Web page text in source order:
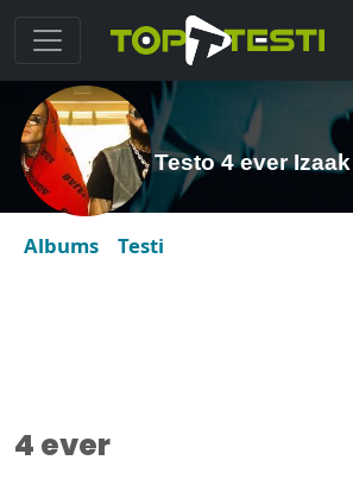
Testo 4 ever Izaak
Albums Testi
4 ever